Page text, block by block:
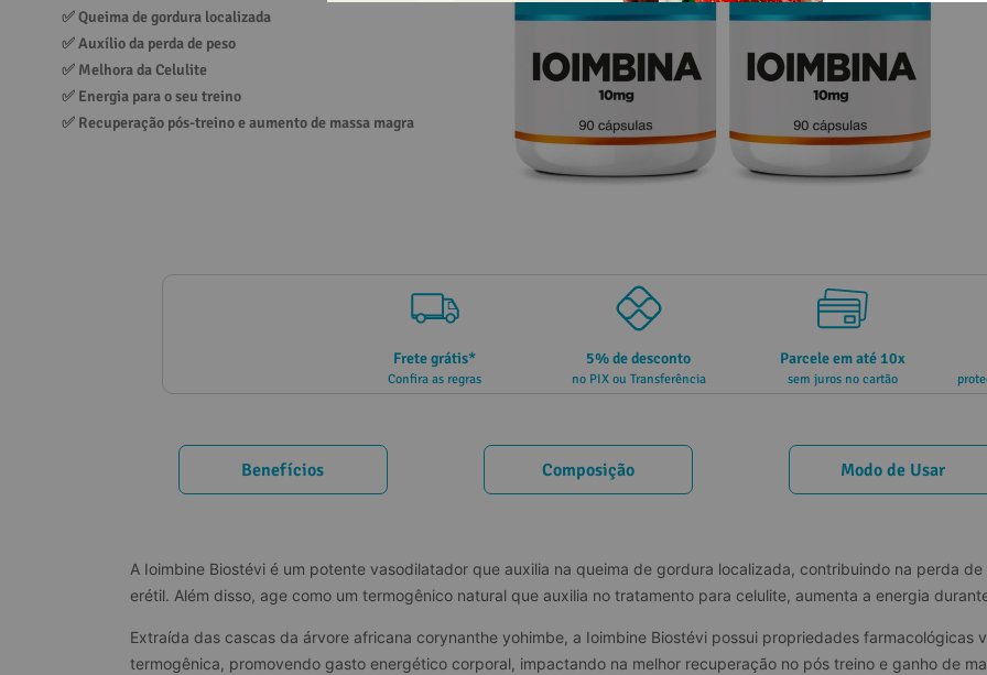
✅ Queima de gordura localizada
✅ Auxílio da perda de peso
✅ Melhora da Celulite
✅ Energia para o seu treino
✅ Recuperação pós-treino e aumento de massa magra
Frete grátis*
Confira as regras
5% de desconto
no PIX ou Transferência
Parcele em até 10x
sem juros no cartão
Benefícios Composição Modo de Usar
A Ioimbine Biostévi é um potente vasodilatador que auxilia na queima de gordura localizada, contribuindo na perda
erétil. Além disso, age como um termogênico natural que auxilia no tratamento para celulite, aumenta a energia
Extraída das cascas da árvore africana corynanthe yohimbe, a Ioimbine Biostévi possui propriedades farmacológicas
termogênica, promovendo gasto energético corporal, impactando na melhor recuperação no pós treino e ganho de
10º vitamina